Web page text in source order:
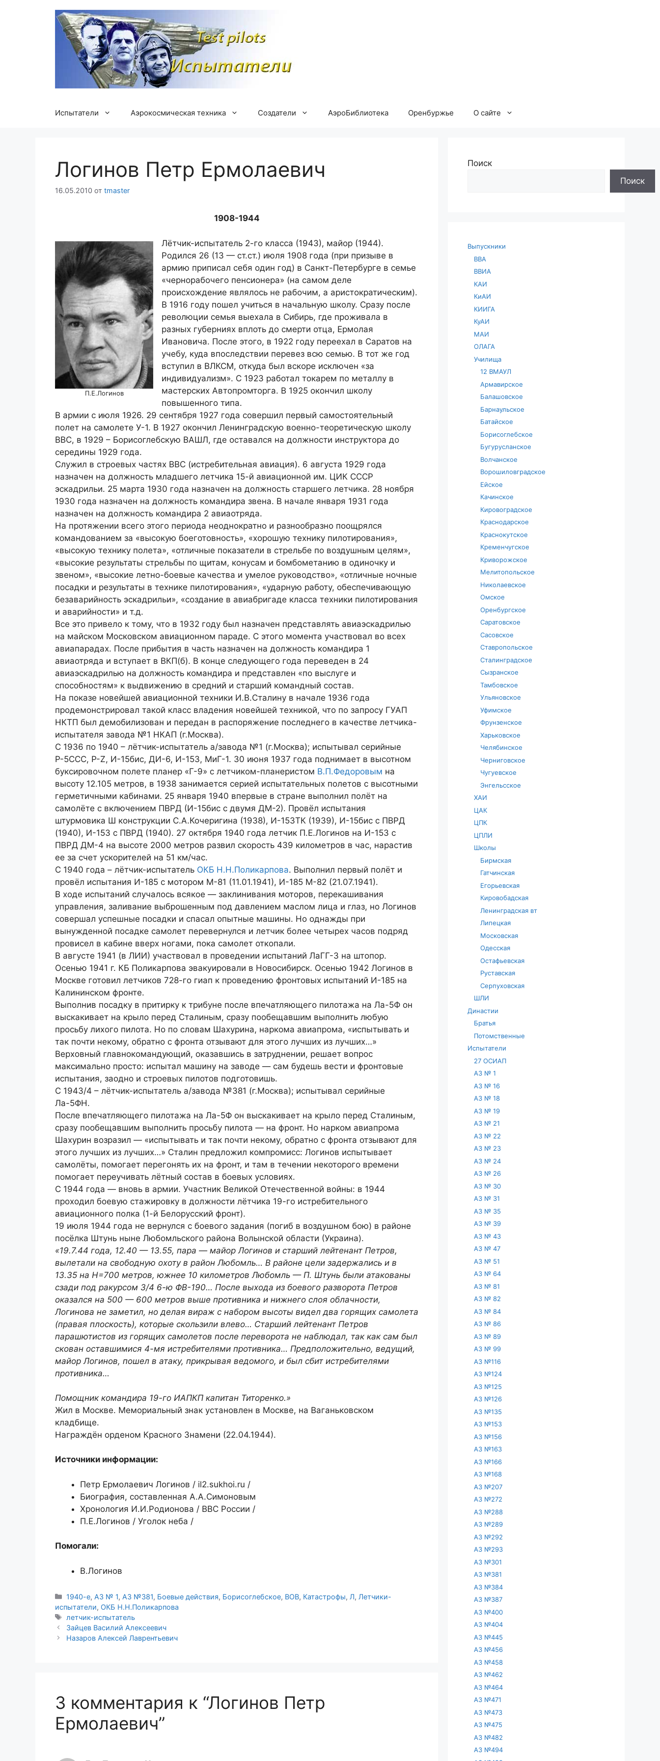
Испытатели Аэрокосмическая техника Создатели АэроБиблиотека Оренбуржье О сайте
Логинов Петр Ермолаевич
16.05.2010 от tmaster
1908-1944
П.Е.Логинов
Лётчик-испытатель 2-го класса (1943), майор (1944).
Родился 26 (13 — ст.ст.) июля 1908 года (при призыве в
армию приписал себя один год) в Санкт-Петербурге в семье
«чернорабочего пенсионера» (на самом деле
происхождение являлось не рабочим, а аристократическим).
В 1916 году пошел учиться в начальную школу. Сразу после
революции семья выехала в Сибирь, где проживала в
разных губерниях вплоть до смерти отца, Ермолая
Ивановича. После этого, в 1922 году переехал в Саратов на
учебу, куда впоследствии перевез всю семью. В тот же год
вступил в ВЛКСМ, откуда был вскоре исключен «за
индивидуализм». С 1923 работал токарем по металлу в
мастерских Автопромторга. В 1925 окончил школу
повышенного типа.
В армии с июля 1926. 29 сентября 1927 года совершил первый самостоятельный
полет на самолете У-1. В 1927 окончил Ленинградскую военно-теоретическую школу
ВВС, в 1929 – Борисоглебскую ВАШЛ, где оставался на должности инструктора до
середины 1929 года.
Служил в строевых частях ВВС (истребительная авиация). 6 августа 1929 года
назначен на должность младшего летчика 15-й авиационной им. ЦИК СССР
эскадрильи. 25 марта 1930 года назначен на должность старшего летчика. 28 ноября
1930 года назначен на должность командира звена. В начале января 1931 года
назначен на должность командира 2 авиаотряда.
На протяжении всего этого периода неоднократно и разнообразно поощрялся
командованием за «высокую боеготовность», «хорошую технику пилотирования»,
«высокую технику полета», «отличные показатели в стрельбе по воздушным целям»,
«высокие результаты стрельбы по щитам, конусам и бомбометанию в одиночку и
звеном», «высокие летно-боевые качества и умелое руководство», «отличные ночные
посадки и результаты в технике пилотирования», «ударную работу, обеспечивающую
безаварийность эскадрильи», «создание в авиабригаде класса техники пилотирования
и аварийности» и т.д.
Все это привело к тому, что в 1932 году был назначен представлять авиаэскадрилью
на майском Московском авиационном параде. С этого момента участвовал во всех
авиапарадах. После прибытия в часть назначен на должность командира 1
авиаотряда и вступает в ВКП(б). В конце следующего года переведен в 24
авиаэскадрилью на должность командира и представлен «по выслуге и
способностям» к выдвижению в средний и старший командный состав.
На показе новейшей авиационной техники И.В.Сталину в начале 1936 года
продемонстрировал такой класс владения новейшей техникой, что по запросу ГУАП
НКТП был демобилизован и передан в распоряжение последнего в качестве летчика-
испытателя завода №1 НКАП (г.Москва).
С 1936 по 1940 – лётчик-испытатель а/завода №1 (г.Москва); испытывал серийные
Р-5ССС, Р-Z, И-15бис, ДИ-6, И-153, МиГ-1. 30 июня 1937 года поднимает в высотном
буксировочном полете планер «Г-9» с летчиком-планеристом В.П.Федоровым на
высоту 12.105 метров, в 1938 занимается серией испытательных полетов с высотными
герметичными кабинами. 25 января 1940 впервые в стране выполнил полёт на
самолёте с включением ПВРД (И-15бис с двумя ДМ-2). Провёл испытания
штурмовика Ш конструкции С.А.Кочеригина (1938), И-153ТК (1939), И-15бис с ПВРД
(1940), И-153 с ПВРД (1940). 27 октября 1940 года летчик П.Е.Логинов на И-153 с
ПВРД ДМ-4 на высоте 2000 метров развил скорость 439 километров в час, нарастив
ее за счет ускорителей на 51 км/час.
С 1940 года – лётчик-испытатель ОКБ Н.Н.Поликарпова. Выполнил первый полёт и
провёл испытания И-185 с мотором М-81 (11.01.1941), И-185 М-82 (21.07.1941).
В ходе испытаний случалось всякое — заклинивания моторов, перекашивания
управления, заливание выброшенным под давлением маслом лица и глаз, но Логинов
совершал успешные посадки и спасал опытные машины. Но однажды при
вынужденной посадке самолет перевернулся и летчик более четырех часов подряд
провисел в кабине вверх ногами, пока самолет откопали.
В августе 1941 (в ЛИИ) участвовал в проведении испытаний ЛаГГ-3 на штопор.
Осенью 1941 г. КБ Поликарпова эвакуировали в Новосибирск. Осенью 1942 Логинов в
Москве готовил летчиков 728-го гиап к проведению фронтовых испытаний И-185 на
Калининском фронте.
Выполнив посадку в притирку к трибуне после впечатляющего пилотажа на Ла-5Ф он
выскакивает на крыло перед Сталиным, сразу пообещавшим выполнить любую
просьбу лихого пилота. Но по словам Шахурина, наркома авиапрома, «испытывать и
так почти некому, обратно с фронта отзывают для этого лучших из лучших…»
Верховный главнокомандующий, оказавшись в затруднении, решает вопрос
максимально просто: испытал машину на заводе — сам будешь вести и фронтовые
испытания, заодно и строевых пилотов подготовишь.
С 1943/4 – лётчик-испытатель а/завода №381 (г.Москва); испытывал серийные
Ла-5ФН.
После впечатляющего пилотажа на Ла-5Ф он выскакивает на крыло перед Сталиным,
сразу пообещавшим выполнить просьбу пилота — на фронт. Но нарком авиапрома
Шахурин возразил — «испытывать и так почти некому, обратно с фронта отзывают для
этого лучших из лучших…» Сталин предложил компромисс: Логинов испытывает
самолёты, помогает перегонять их на фронт, и там в течении некоторого времени
помогает переучивать лётный состав в боевых условиях.
С 1944 года — вновь в армии. Участник Великой Отечественной войны: в 1944
проходил боевую стажировку в должности лётчика 19-го истребительного
авиационного полка (1-й Белорусский фронт).
19 июля 1944 года не вернулся с боевого задания (погиб в воздушном бою) в районе
посёлка Штунь ныне Любомльского района Волынской области (Украина).
«19.7.44 года, 12.40 — 13.55, пара — майор Логинов и старший лейтенант Петров,
вылетали на свободную охоту в район Любомль… В районе цели задержались и в
13.35 на H=700 метров, южнее 10 километров Любомль — П. Штунь были атакованы
сзади под ракурсом 3/4 6-ю ФВ-190… После выхода из боевого разворота Петров
оказался на 500 — 600 метров выше противника и нижнего слоя облачности,
Логинова не заметил, но делая вираж с набором высоты видел два горящих самолета
(правая плоскость), которые скользили влево… Старший лейтенант Петров
парашютистов из горящих самолетов после переворота не наблюдал, так как сам был
скован оставшимися 4-мя истребителями противника… Предположительно, ведущий,
майор Логинов, пошел в атаку, прикрывая ведомого, и был сбит истребителями
противника…
Помощник командира 19-го ИАПКП капитан Титоренко.»
Жил в Москве. Мемориальный знак установлен в Москве, на Ваганьковском
кладбище.
Награждён орденом Красного Знамени (22.04.1944).
Источники информации:
Петр Ермолаевич Логинов / il2.sukhoi.ru /
Биография, составленная А.А.Симоновым
Хронология И.И.Родионова / ВВС России /
П.Е.Логинов / Уголок неба /
Помогали:
В.Логинов
Рубрики
1940-е, АЗ № 1, АЗ №381, Боевые действия, Борисоглебское, ВОВ, Катастрофы,Л,Летчики-
испытатели, ОКБ Н.Н.Поликарпова
Метки
летчик-испытатель
Зайцев Василий Алексеевич
Назаров Алексей Лаврентьевич
3 комментария к “Логинов Петр
Ермолаевич”
Поиск
Поиск
Выпускники
ВВА
ВВИА
КАИ
КиАИ
КИИГА
КуАИ
МАИ
ОЛАГА
Училища
12 ВМАУЛ
Армавирское
Балашовское
Барнаульское
Батайское
Борисоглебское
Бугурусланское
Волчанское
Ворошиловградское
Ейское
Качинское
Кировоградское
Краснодарское
Краснокутское
Кременчугское
Криворожское
Мелитопольское
Николаевское
Омское
Оренбургское
Саратовское
Сасовское
Ставропольское
Сталинградское
Сызранское
Тамбовское
Ульяновское
Уфимское
Фрунзенское
Харьковское
Челябинское
Черниговское
Чугуевское
Энгельсское
ХАИ
ЦАК
ЦПК
ЦПЛИ
Школы
Бирмская
Гатчинская
Егорьевская
Кировобадская
Ленинградская вт
Липецкая
Московская
Одесская
Остафьевская
Руставская
Серпуховская
ШЛИ
Династии
Братья
Потомственные
Испытатели
27 ОСИАП
АЗ № 1
АЗ № 16
АЗ № 18
АЗ № 19
АЗ № 21
АЗ № 22
АЗ № 23
АЗ № 24
АЗ № 26
АЗ № 30
АЗ № 31
АЗ № 35
АЗ № 39
АЗ № 43
АЗ № 47
АЗ № 51
АЗ № 64
АЗ № 81
АЗ № 82
АЗ № 84
АЗ № 86
АЗ № 89
АЗ № 99
АЗ №116
АЗ №124
АЗ №125
АЗ №126
АЗ №135
АЗ №153
АЗ №156
АЗ №163
АЗ №166
АЗ №168
АЗ №207
АЗ №272
АЗ №288
АЗ №289
АЗ №292
АЗ №293
АЗ №301
АЗ №381
АЗ №384
АЗ №387
АЗ №400
АЗ №404
АЗ №445
АЗ №456
АЗ №458
АЗ №462
АЗ №464
АЗ №471
АЗ №473
АЗ №475
АЗ №482
АЗ №494